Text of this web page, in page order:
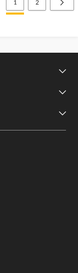
Právě si prohlížíte
1 Stránka
2